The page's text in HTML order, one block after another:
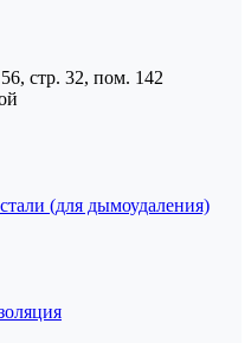
стр. 32, пом. 142
(для дымоудаления)